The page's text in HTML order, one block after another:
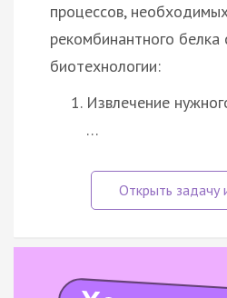
процессов,
рекомбинантного белка
биотехнологии:
Извлечение
…